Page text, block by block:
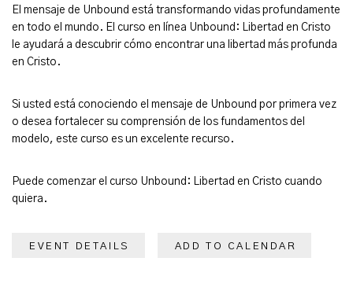
El mensaje de Unbound está transformando vidas profundamente
en todo el mundo. El curso en línea Unbound: Libertad en Cristo
le ayudará a descubrir cómo encontrar una libertad más profunda
en Cristo.
Si usted está conociendo el mensaje de Unbound por primera vez
o desea fortalecer su comprensión de los fundamentos del
modelo, este curso es un excelente recurso.
Puede comenzar el curso Unbound: Libertad en Cristo cuando
quiera.
EVENT DETAILS ADD TO CALENDAR